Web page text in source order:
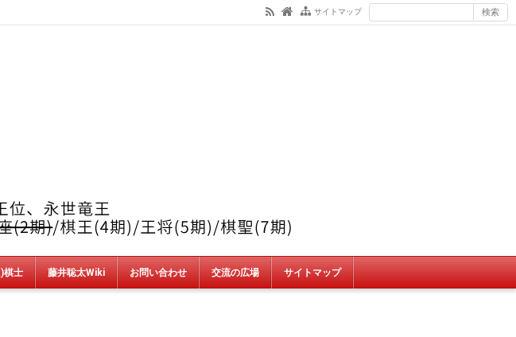
サイトマップ
棋士 藤井聡太Wiki お問い合わせ 交流の広場 サイトマップ